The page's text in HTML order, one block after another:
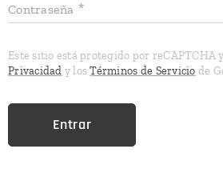
Contraseña
Este sitio está protegido por reCAPTCHA
Privacidad y losTérminos de Servicio de
Entrar